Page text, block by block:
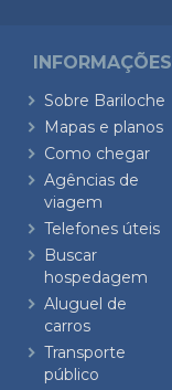
INFORMAÇÕES
Sobre Bariloche
Mapas e planos
Como chegar
Agências de
viagem
Telefones úteis
Buscar
hospedagem
Aluguel de
carros
Transporte
público